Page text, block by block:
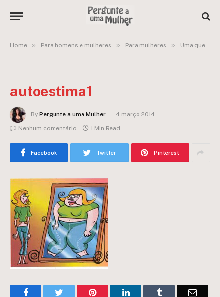
Home » Para homens e mulheres » Para mulheres » Uma questão de auto estima
autoestima1
By Pergunte a uma Mulher
4 março 2014
Nenhum comentário
1 Min Read
Facebook Twitter Pinterest
FacebookTwitter Pinterest LinkedInTumblr Email